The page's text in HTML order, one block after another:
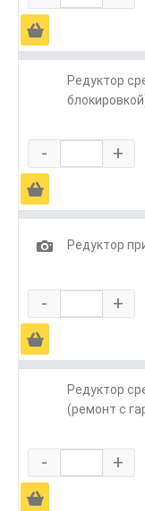
Ä
Редуктор
- +
Ä
1
Редуктор
- +
Ä
Редуктор
(ремонт с
- +
Ä